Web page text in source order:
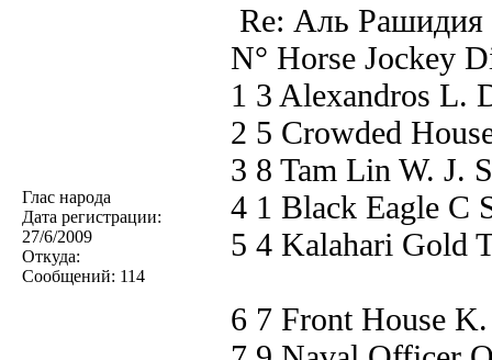
Глас народа
Дата регистрации:
27/6/2009
Откуда:
Сообщений: 114
Re: Аль Рашидия
N° Horse Jockey
1 3 Alexandros L.
2 5 Crowded
3 8 Tam Lin W. J.
4 1 Black Eagle C
5 4 Kalahari Gold
6 7 Front House K.